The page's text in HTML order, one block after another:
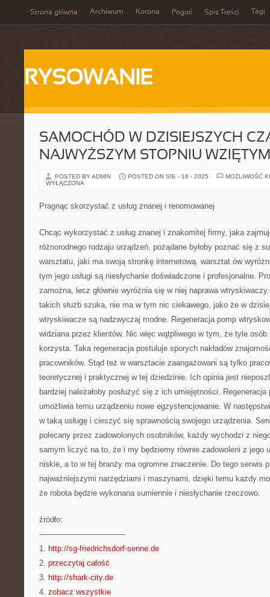
Strona główna Archiwum Korona Pogoń Spis Treści Tagi
RYSOWANIE
SAMOCHÓD W DZISIEJSZYCH
NAJWYŻSZYM STOPNIU WZIĘTYM
POSTED BY ADMIN POSTED ON SIE - 16 - 2025
MOŻLIWOŚĆ
WYŁĄCZONA
Pragnąc skorzystać z usług znanej i renomowanej
Chcąc wykorzystać z usług znanej i znakomitej firmy, jaka
różnorodnego rodzaju urządzeń, pożądane byłoby poznać się z
warsztatu, jaki ma swoją stronkę internetową. warsztat ów
tym jego usługi są niesłychanie doświadczone i profesjonalne.
zamożna, lecz głównie wyróżnia się w niej naprawa
takich służb szuka, nie ma w tym nic ciekawego, jako że w
wtryskiwacze są nadzwyczaj modne. Regeneracja pomp
widziana przez klientów. Nic więc wątpliwego w tym, że tyle
korzysta. Taka regeneracja postuluje sporych nakładów
pracowników. Stąd też w warsztacie zaangażowani są tylko
teoretycznej i praktycznej w tej dziedzinie. Ich opinia jest
bardziej należałoby posłużyć się z ich umiejętności.
umożliwia temu urządzeniu nowe egzystencjowanie. W
w taką usługę i cieszyć się sprawnością swojego urządzenia.
polecany przez zadowolonych osobników, każdy wychodzi z
samym liczyć na to, że i my będziemy równie zadowoleni z jego
niskie, a to w tej branży ma ogromne znaczenie. Do tego serwis
najważniejszymi narzędziami i maszynami, dzięki temu każdy
że robota będzie wykonana sumiennie i niesłychanie rzeczowo.
źródło:
———————————
1. http://sg-friedrichsdorf-senne.de
2. przeczytaj całość
3. http://shark-city.de
4. zobacz wszystkie